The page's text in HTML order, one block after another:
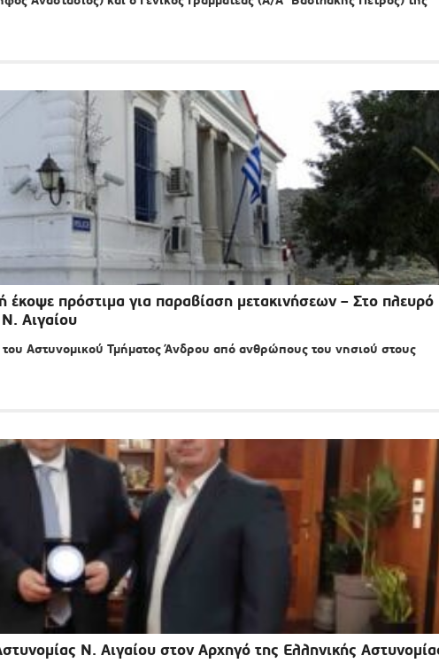
έκοψε πρόστιμα για παραβίαση μετακινήσεων – Στο πλευρό
Αιγαίου
του Αστυνομικού Τμήματος Άνδρου από ανθρώπους του νησιού στους
Ν. Αιγαίου στον Αρχηγό της Ελληνικής